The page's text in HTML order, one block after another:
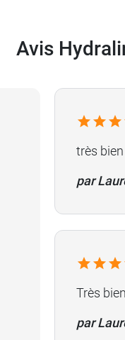
g
Avis
très bien
par
Très
par